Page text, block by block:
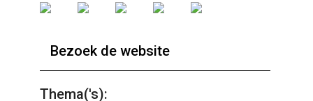
Bezoek de website
Thema('s):